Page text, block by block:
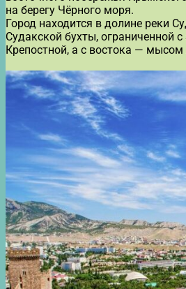
на берегу Чёрного моря.
Город находится в долине реки
Судакской бухты, ограниченной с
Крепостной, а с востока — мысом